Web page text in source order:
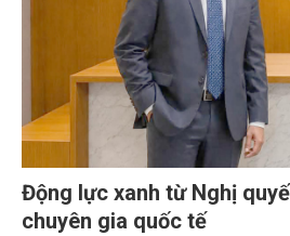
Động lực xanh từ Nghị
chuyên gia quốc tế